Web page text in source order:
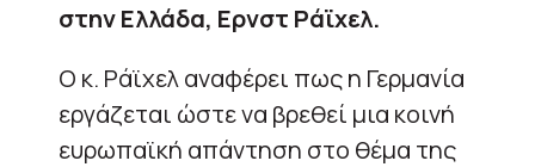
στην Ελλάδα, Ερνστ Ράϊχελ.
Ο κ. Ράϊχελ αναφέρει πως η Γερμανία
εργάζεται ώστε να βρεθεί μια κοινή
ευρωπαϊκή απάντηση στο θέμα της